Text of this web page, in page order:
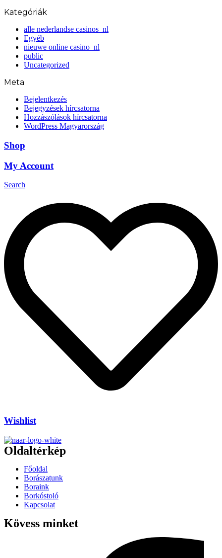
Kategóriák
alle nederlandse casinos_nl
Egyéb
nieuwe online casino_nl
public
Uncategorized
Meta
Bejelentkezés
Bejegyzések hírcsatorna
Hozzászólások hírcsatorna
WordPress Magyarország
Shop
My Account
Search
Wishlist
Oldaltérkép
Főoldal
Borászatunk
Boraink
Borkóstoló
Kapcsolat
Kövess minket